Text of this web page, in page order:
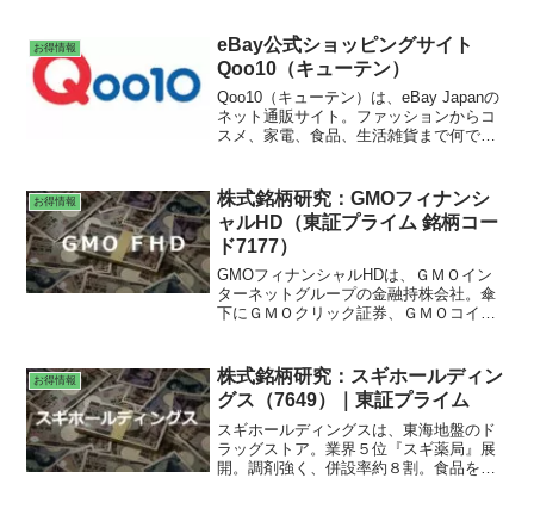
引、日経225ミニ取引 SQアノマリー
ミニ日経225先物、日経225mini
お得情報
eBay公式ショッピングサイト
Qoo10（キューテン）
Qoo10（キューテン）は、eBay Japanの
ネット通販サイト。ファッションからコ
スメ、家電、食品、生活雑貨まで何でも
る価格より安く購入できる。2020年12
月、会員数が1,750万人を突破。
お得情報
株式銘柄研究：GMOフィナンシ
ャルHD（東証プライム 銘柄コー
ド7177）
GMOフィナンシャルHDは、ＧＭＯイン
ターネットグループの金融持株会社。傘
下にＧＭＯクリック証券、ＧＭＯコイ
お得情報
株式銘柄研究：スギホールディン
グス（7649）｜東証プライム
スギホールディングスは、東海地盤のド
ラッグストア。業界５位『スギ薬局』展
開。調剤強く、併設率約８割。食品を強